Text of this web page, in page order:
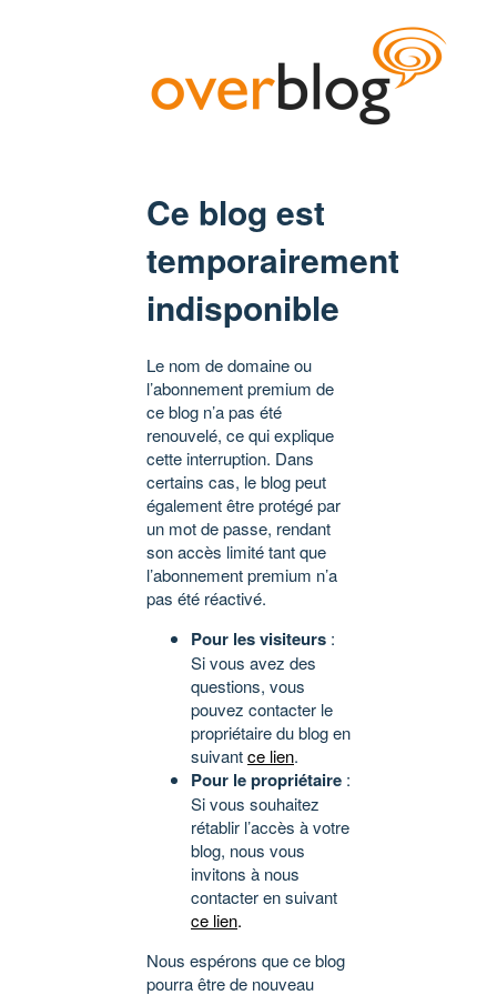
Ce blog est
temporairement
indisponible
Le nom de domaine ou
l’abonnement premium de
ce blog n’a pas été
renouvelé, ce qui explique
cette interruption. Dans
certains cas, le blog peut
également être protégé par
un mot de passe, rendant
son accès limité tant que
l’abonnement premium n’a
pas été réactivé.
Pour les visiteurs :
Si vous avez des
questions, vous
pouvez contacter le
propriétaire du blog en
suivantce lien.
Pour le propriétaire :
Si vous souhaitez
rétablir l’accès à votre
blog, nous vous
invitons à nous
contacter en suivant
ce lien.
Nous espérons que ce blog
pourra être de nouveau